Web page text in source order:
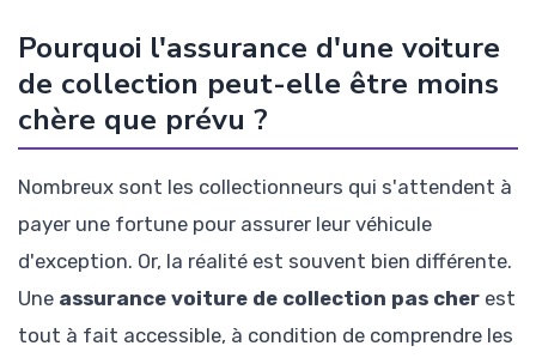
Pourquoi l'assurance d'une voiture
de collection peut-elle être moins
chère que prévu ?
Nombreux sont les collectionneurs qui s'attendent à
payer une fortune pour assurer leur véhicule
d'exception. Or, la réalité est souvent bien différente.
Une assurance voiture de collection pas cher est
tout à fait accessible, à condition de comprendre les